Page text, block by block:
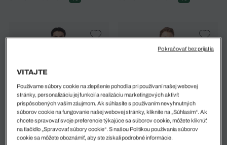
Polokošeľa Classic Fit
Monogram Jacquard
Polokošeľa L.12.12 Original V
Klasickom Strihu
VITAJTE
Používame súbory cookie na zlepšenie pohodlia pri používaní našej webovej
stránky, personalizáciu jej funkcií a realizáciu marketingových aktivít
prispôsobených vašim záujmom. Ak súhlasíte s používaním nevyhnutných
súborov cookie na fungovanie našej webovej stránky, kliknite na „Súhlasím“. Ak
chcete spravovať svoje preferencie týkajúce sa súborov cookie, môžete kliknúť
na tlačidlo „Spravovať súbory cookie“. S našou Politikou používania súborov
cookie sa môžete oboznámiť, aby ste získali podrobné informácie.
Pokračovať bez prijatia